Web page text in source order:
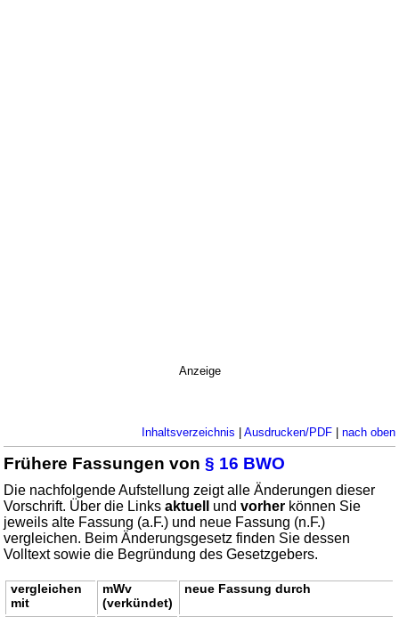
Anzeige
Inhaltsverzeichnis | Ausdrucken/PDF| nach oben
Frühere Fassungen von§ 16 BWO
Die nachfolgende Aufstellung zeigt alle Änderungen dieser
Vorschrift. Über die Linksaktuell undvorher können Sie
jeweils alte Fassung (a.F.) und neue Fassung (n.F.)
vergleichen. Beim Änderungsgesetz finden Sie dessen
Volltext sowie die Begründung des Gesetzgebers.
vergleichen
mit
mWv
(verkündet)
neue Fassung durch